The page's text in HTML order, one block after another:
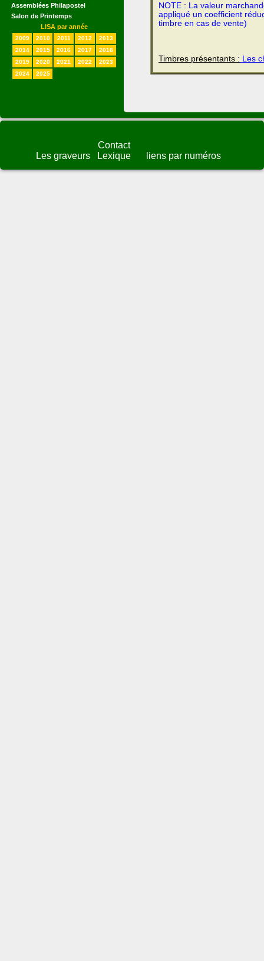
Assemblées Philapostel
Salon de Printemps
LISA par année
2009 2010 2011 2012
2013
2014
2015 2016 2017
2018
2019
2020 2021 2022
2023
2024
2025
NOTE : La valeur
appliqué un coefficient
timbre en cas de vente)
Timbres présentants : Les
Les graveurs
Contact
Lexique
liens par numéros